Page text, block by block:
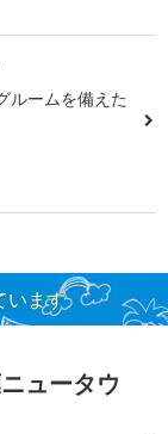
ルームを備えた
います
ュータウ